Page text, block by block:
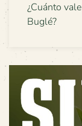
¿Cuánto
Buglé?